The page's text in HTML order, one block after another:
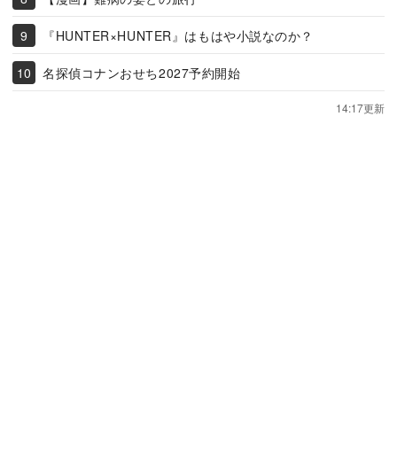
『HUNTER×HUNTER』はもはや小説なのか？
名探偵コナンおせち2027予約開始
14:17更新